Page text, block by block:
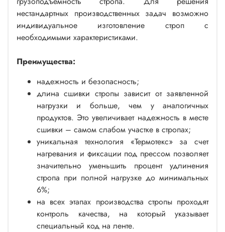
нестандартных производственных задач возможно
индивидуальное изготовление строп с
необходимыми характеристиками.
Преимущества:
надежность и безопасность;
длина сшивки стропы зависит от заявленной
нагрузки и больше, чем у аналогичных
продуктов. Это увеличивает надежность в месте
сшивки – самом слабом участке в стропах;
уникальная технология «Термотекс» за счет
нагревания и фиксации под прессом позволяет
значительно уменьшить процент удлинения
стропа при полной нагрузке до минимальных
6%;
на всех этапах производства стропы проходят
контроль качества, на который указывает
специальный код на ленте.